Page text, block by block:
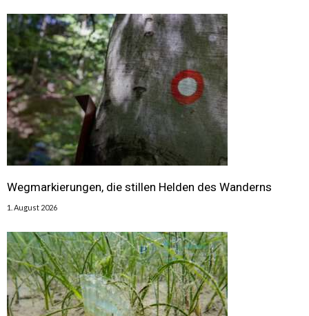
Wegmarkierungen, die stillen Helden des Wanderns
1. August 2026